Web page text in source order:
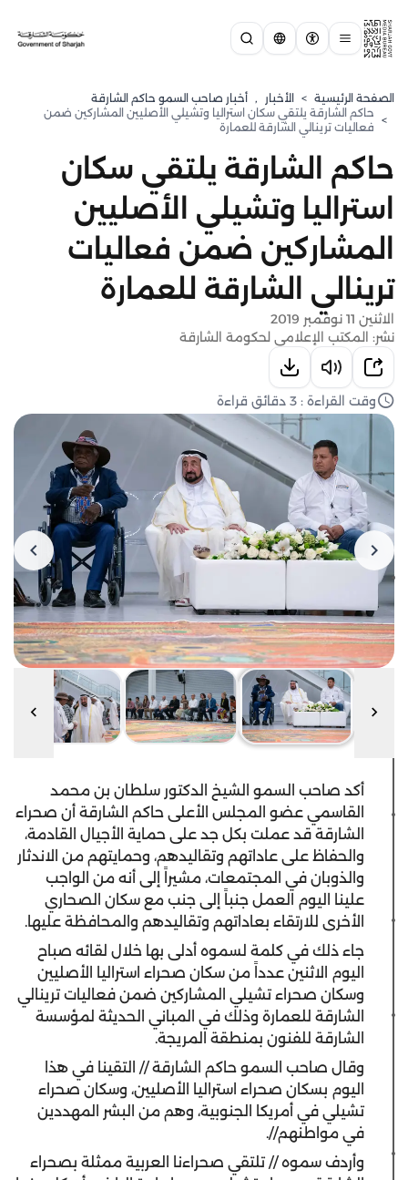
الصفحة الرئيسية > الأخبار , أخبار صاحب السمو حاكم الشارقة
>
حاكم الشارقة يلتقي سكان استراليا وتشيلي الأصليين المشاركين ضمن
فعاليات ترينالي الشارقة للعمارة
حاكم الشارقة يلتقي سكان
استراليا وتشيلي الأصليين
المشاركين ضمن فعاليات
ترينالي الشارقة للعمارة
الاثنين 11 نوفمبر 2019
نشر: المكتب الإعلامي لحكومة الشارقة
وقت القراءة : 3 دقائق قراءة
أكد صاحب السمو الشيخ الدكتور سلطان بن محمد
القاسمي عضو المجلس الأعلى حاكم الشارقة أن صحراء
الشارقة قد عملت بكل جد على حماية الأجيال القادمة،
والحفاظ على عاداتهم وتقاليدهم، وحمايتهم من الاندثار
والذوبان في المجتمعات، مشيراً إلى أنه من الواجب
علينا اليوم العمل جنباً إلى جنب مع سكان الصحاري
الأخرى للارتقاء بعاداتهم وتقاليدهم والمحافظة عليها.
جاء ذلك في كلمة لسموه أدلى بها خلال لقائه صباح
اليوم الاثنين عدداً من سكان صحراء استراليا الأصليين
وسكان صحراء تشيلي المشاركين ضمن فعاليات ترينالي
الشارقة للعمارة وذلك في المباني الحديثة لمؤسسة
الشارقة للفنون بمنطقة المريجة.
وقال صاحب السمو حاكم الشارقة // التقينا في هذا
اليوم بسكان صحراء استراليا الأصليين، وسكان صحراء
تشيلي في أمريكا الجنوبية، وهم من البشر المهددين
في مواطنهم//.
وأردف سموه // تلتقي صحراءنا العربية ممثلة بصحراء